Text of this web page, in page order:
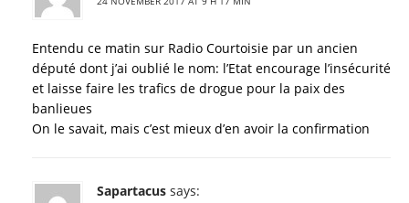
Entendu ce matin sur Radio Courtoisie par un ancien
député dont j’ai oublié le nom: l’Etat encourage l’insécurité
et laisse faire les trafics de drogue pour la paix des
banlieues
On le savait, mais c’est mieux d’en avoir la confirmation
Sapartacus says: